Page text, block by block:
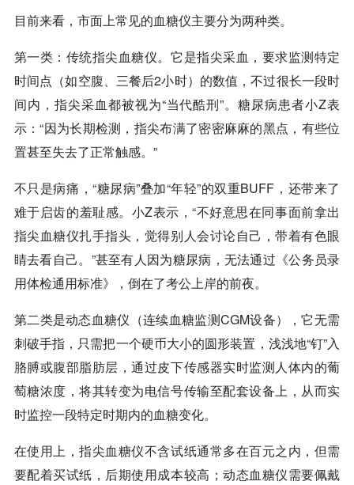
目前来看，市面上常见的血糖仪主要分为两种类。
第一类：传统指尖血糖仪。它是指尖采血，要求监测特定
时间点（如空腹、三餐后2小时）的数值，不过很长一段时
间内，指尖采血都被视为“当代酷刑”。糖尿病患者小Z表
示：“因为长期检测，指尖布满了密密麻麻的黑点，有些位
置甚至失去了正常触感。”
不只是病痛，“糖尿病”叠加“年轻”的双重BUFF，还带来了
难于启齿的羞耻感。小Z表示，“不好意思在同事面前拿出
指尖血糖仪扎手指头，觉得别人会讨论自己，带着有色眼
睛去看自己。”甚至有人因为糖尿病，无法通过《公务员录
用体检通用标准》，倒在了考公上岸的前夜。
第二类是动态血糖仪（连续血糖监测CGM设备），它无需
刺破手指，只需把一个硬币大小的圆形装置，浅浅地“钉”入
胳膊或腹部脂肪层，通过皮下传感器实时监测人体内的葡
萄糖浓度，将其转变为电信号传输至配套设备上，从而实
时监控一段特定时期内的血糖变化。
在使用上，指尖血糖仪不含试纸通常多在百元之内，但需
要配着买试纸，后期使用成本较高；动态血糖仪需要佩戴